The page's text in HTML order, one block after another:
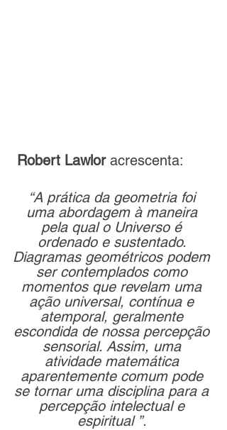
Robert Lawlor acrescenta:
“A prática da geometria foi
uma abordagem à maneira
pela qual o Universo é
ordenado e sustentado.
Diagramas geométricos podem
ser contemplados como
momentos que revelam uma
ação universal, contínua e
atemporal, geralmente
escondida de nossa percepção
sensorial. Assim, uma
atividade matemática
aparentemente comum pode
se tornar uma disciplina para a
percepção intelectual e
espiritual ”.